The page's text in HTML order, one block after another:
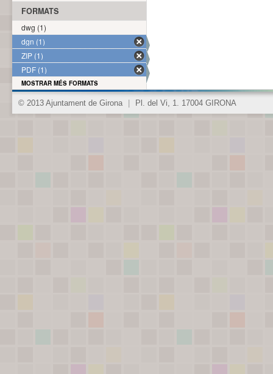
FORMATS
dwg (1)
dgn (1)
ZIP (1)
PDF (1)
MOSTRAR MÉS FORMATS
© 2013 Ajuntament de Girona Pl. del Vi, 1. 17004 GIRONA